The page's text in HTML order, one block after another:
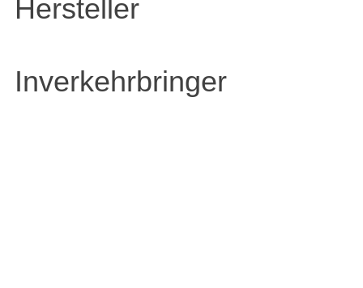
Hersteller
Inverkehrbringer